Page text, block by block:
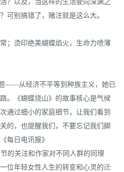
？以及，当这样的生活驶向深渊之
可别搞错了，赌注就是这么大。
；烫印绝美蝴蝶焰火，生命力喷薄
——从经济不平等到种族主义，她已
。《蝴蝶烧山》的故事核心是气候
通过细小的家庭细节，让我们看到
的，也提醒我们，不要忘记我们脚
每日电讯报》
的关注和作家对不同人群的同理
位年轻女性人生的转变和心灵的迁